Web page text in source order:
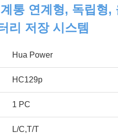
통 연계형, 독립형,
리 저장 시스템
Hua Power
HC129p
1 PC
L/C,T/T